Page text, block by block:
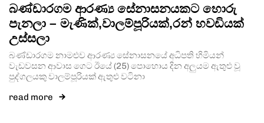
බණ්ඩාරගම ආරණ්‍ය සේනාසනයකට හොරු
පැනලා – මැණික්,වාලම්පූරියක්,රන් හවඩියක්
උස්සලා
බණ්ඩාරගම නාමළුව ආරණ්‍ය සේනාසනයේ අධිපති හිමියන්
වැඩවසන ආවාස ගෙට ඊයේ (25) පොහොය දින අලුයම ඇතුළු වූ
පුද්ගලයකු වාලම්පූරියක් ඇතුළු වටිනා
read more